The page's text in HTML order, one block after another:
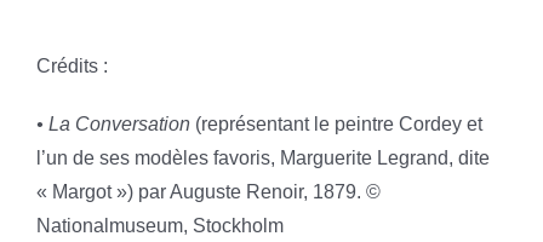
Crédits :
• La Conversation(représentant le peintre Cordey et
l’un de ses modèles favoris, Marguerite Legrand, dite
« Margot ») par Auguste Renoir, 1879. ©
Nationalmuseum, Stockholm